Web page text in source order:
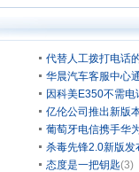
代替人工拨打电话
华晨汽车客服中心
因科美E350不需
亿伦公司推出新版
葡萄牙电信携手华
杀毒先锋2.0新版发
态度是一把钥匙(3)